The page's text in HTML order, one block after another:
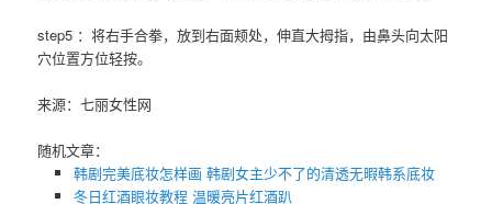
step5 ：将右手合拳，放到右面颊处，伸直大拇指，由鼻头向太阳
穴位置方位轻按。
来源：七丽女性网
随机文章：
韩剧完美底妆怎样画 韩剧女主少不了的清透无暇韩系底妆
冬日红酒眼妆教程 温暖亮片红酒趴